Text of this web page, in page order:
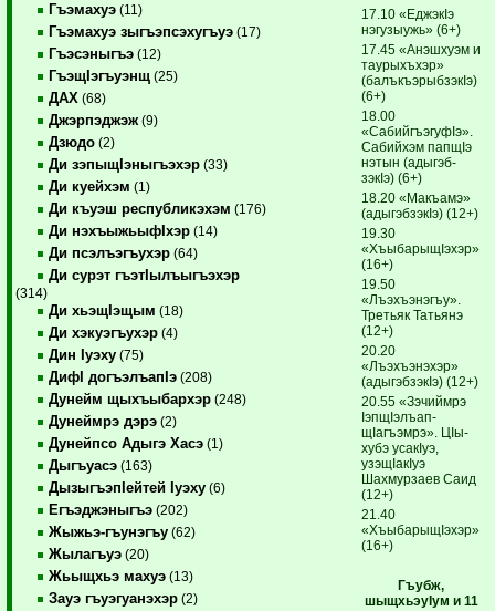
Гъэмахуэ (11)
Гъэмахуэ зыгъэпсэхугъуэ (17)
Гъэсэныгъэ (12)
ГъэщIэгъуэнщ (25)
ДАХ (68)
Джэрпэджэж (9)
Дзюдо (2)
Ди зэпыщIэныгъэхэр (33)
Ди куейхэм (1)
Ди къуэш республикэхэм (176)
Ди нэхъыжьыфIхэр (14)
Ди псэлъэгъухэр (64)
Ди сурэт гъэтIылъыгъэхэр
(314)
Ди хьэщIэщым (18)
Ди хэкуэгъухэр (4)
Дин Iуэху (75)
ДифI догъэлъапIэ (208)
Дунейм щыхъыбархэр (248)
Дунеймрэ дэрэ (2)
Дунейпсо Адыгэ Хасэ (1)
Дыгъуасэ (163)
ДызыгъэпIейтей Iуэху (6)
Егъэджэныгъэ (202)
Жыжьэ-гъунэгъу (62)
Жылагъуэ (20)
Жьыщхьэ махуэ (13)
Зауэ гъуэгуанэхэр (2)
17.10 «ЕджэкIэ
нэгузыужь» (6+)
17.45 «Анэшхуэм и
таурыхъхэр»
(балъкъэрыбзэкIэ)
(6+)
18.00
«СабийгъэгуфIэ».
Сабийхэм папщIэ
нэтын (адыгэб­
зэкIэ) (6+)
18.20 «Макъамэ»
(адыгэбзэкIэ) (12+)
19.30
«ХъыбарыщIэхэр»
(16+)
19.50
«Лъэхъэнэгъу».
Третьяк Татьянэ
(12+)
20.20
«Лъэхъэнэхэр»
(адыгэб­зэкIэ) (12+)
20.55 «Зэчиймрэ
IэпщIэлъап­
щIагъэмрэ». ЦIы­
хубэ усакIуэ,
узэщIакIуэ
Шахмурзаев Саид
(12+)
21.40
«ХъыбарыщIэхэр»
(16+)
Гъубж,
шыщхьэуIум и 11